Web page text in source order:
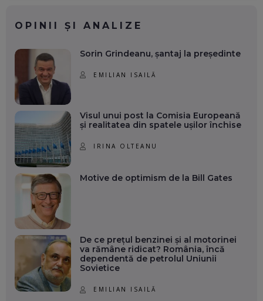
OPINII ȘI ANALIZE
Sorin Grindeanu, șantaj la președinte
EMILIAN ISAILĂ
Visul unui post la Comisia Europeană
și realitatea din spatele ușilor închise
IRINA OLTEANU
Motive de optimism de la Bill Gates
De ce prețul benzinei și al motorinei
va rămâne ridicat? România, încă
dependentă de petrolul Uniunii
Sovietice
EMILIAN ISAILĂ